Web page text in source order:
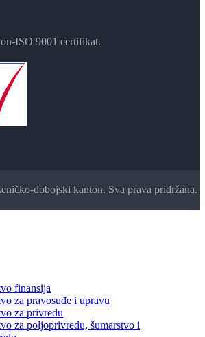
ISO 9001 certifikat.
dobojski kanton. Sva prava pridržana.
finansija
za pravosuđe i upravu
za privredu
za poljoprivredu, šumarstvo i